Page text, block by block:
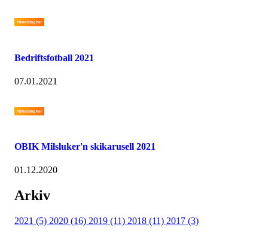
Bedriftsfotball 2021
07.01.2021
OBIK Milsluker'n skikarusell 2021
01.12.2020
Arkiv
2021 (5) 2020 (16) 2019 (11) 2018 (11) 2017 (3)